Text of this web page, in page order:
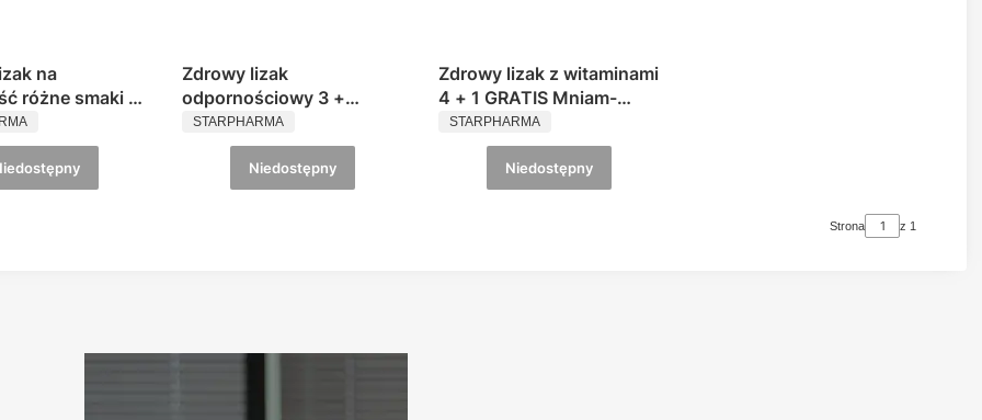
na
różne smaki 7
Mniam-
Zdrowy lizak
odpornościowy 3 +
PREZENT Mniam-Mniam
PRODUCENT
STARPHARMA
Niedostępny
Zdrowy lizak z witaminami
4 + 1 GRATIS Mniam-
Mniam
PRODUCENT
STARPHARMA
Niedostępny
Strona z 1